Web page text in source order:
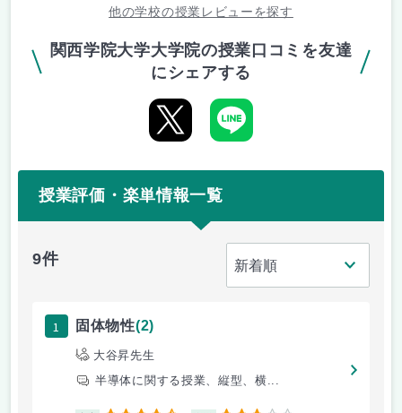
他の学校の授業レビューを探す
関西学院大学大学院の授業口コミを友達
にシェアする
授業評価・楽単情報一覧
9件
1 固体物性(2)
大谷昇先生
半導体に関する授業、縦型、横...